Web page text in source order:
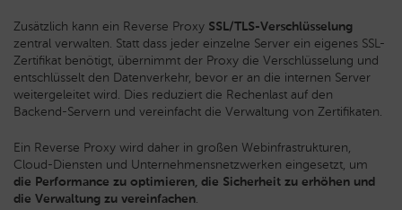
Zusätzlich kann ein Reverse Proxy SSL/TLS-Verschlüsselung
zentral verwalten. Statt dass jeder einzelne Server ein eigenes SSL-
Zertifikat benötigt, übernimmt der Proxy die Verschlüsselung und
entschlüsselt den Datenverkehr, bevor er an die internen Server
weitergeleitet wird. Dies reduziert die Rechenlast auf den
Backend-Servern und vereinfacht die Verwaltung von Zertifikaten.
Ein Reverse Proxy wird daher in großen Webinfrastrukturen,
Cloud-Diensten und Unternehmensnetzwerken eingesetzt, um
die Performance zu optimieren, die Sicherheit zu erhöhen und
die Verwaltung zu vereinfachen.